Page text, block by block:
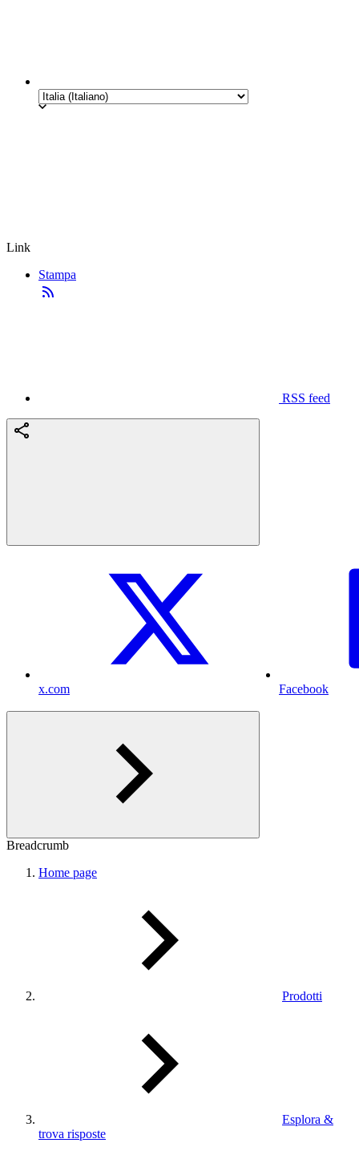
Link
Stampa
RSS feed
x.com Facebook
Breadcrumb
Home page
Prodotti
Esplora &
trova risposte